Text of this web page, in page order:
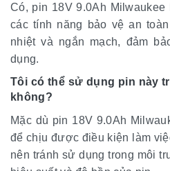
Có, pin 18V 9.0Ah
các tính năng bảo vệ an
nhiệt và ngắn mạch, đảm
dụng.
Tôi có thể sử dụng pin này
không?
Mặc dù pin 18V 9.0Ah
để chịu được điều kiện làm
nên tránh sử dụng trong môi